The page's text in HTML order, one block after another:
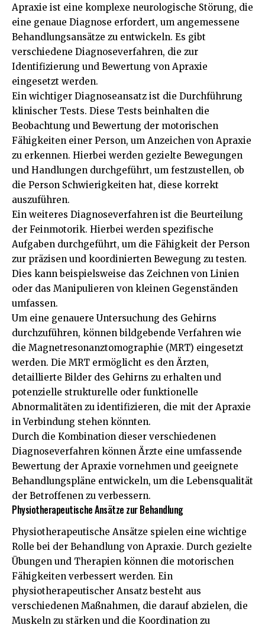
Apraxie ist eine komplexe neurologische Störung, die
eine genaue Diagnose erfordert, um angemessene
Behandlungsansätze zu entwickeln. Es gibt
verschiedene Diagnoseverfahren, die zur
Identifizierung und Bewertung von Apraxie
eingesetzt werden.
Ein wichtiger Diagnoseansatz ist die Durchführung
klinischer Tests. Diese Tests beinhalten die
Beobachtung und Bewertung der motorischen
Fähigkeiten einer Person, um Anzeichen von Apraxie
zu erkennen. Hierbei werden gezielte Bewegungen
und Handlungen durchgeführt, um festzustellen, ob
die Person Schwierigkeiten hat, diese korrekt
auszuführen.
Ein weiteres Diagnoseverfahren ist die Beurteilung
der Feinmotorik. Hierbei werden spezifische
Aufgaben durchgeführt, um die Fähigkeit der Person
zur präzisen und koordinierten Bewegung zu testen.
Dies kann beispielsweise das Zeichnen von Linien
oder das Manipulieren von kleinen Gegenständen
umfassen.
Um eine genauere Untersuchung des Gehirns
durchzuführen, können bildgebende Verfahren wie
die Magnetresonanztomographie (MRT) eingesetzt
werden. Die MRT ermöglicht es den Ärzten,
detaillierte Bilder des Gehirns zu erhalten und
potenzielle strukturelle oder funktionelle
Abnormalitäten zu identifizieren, die mit der Apraxie
in Verbindung stehen könnten.
Durch die Kombination dieser verschiedenen
Diagnoseverfahren können Ärzte eine umfassende
Bewertung der Apraxie vornehmen und geeignete
Behandlungspläne entwickeln, um die Lebensqualität
der Betroffenen zu verbessern.
Physiotherapeutische Ansätze zur Behandlung
Physiotherapeutische Ansätze spielen eine wichtige
Rolle bei der Behandlung von Apraxie. Durch gezielte
Übungen und Therapien können die motorischen
Fähigkeiten verbessert werden. Ein
physiotherapeutischer Ansatz besteht aus
verschiedenen Maßnahmen, die darauf abzielen, die
Muskeln zu stärken und die Koordination zu